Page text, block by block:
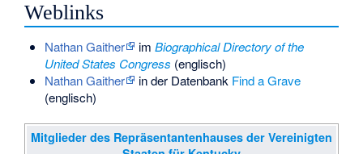
Weblinks
Nathan Gaither im Biographical Directory of the
United States Congress (englisch)
Nathan Gaither
in der Datenbank Find a Grave
(englisch)
Mitglieder des Repräsentantenhauses der Vereinigten